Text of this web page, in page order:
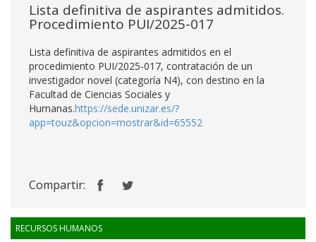
Lista definitiva de aspirantes admitidos.
Procedimiento PUI/2025-017
Lista definitiva de aspirantes admitidos en el
procedimiento PUI/2025-017, contratación de un
investigador novel (categoría N4), con destino en la
Facultad de Ciencias Sociales y
Humanas.https://sede.unizar.es/?
app=touz&opcion=mostrar&id=65552
Compartir:
RECURSOS HUMANOS